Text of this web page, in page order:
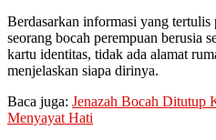
Berdasarkan informasi yang
seorang bocah perempuan berusia
kartu identitas, tidak ada alamat
menjelaskan siapa dirinya.
Baca juga: Jenazah Bocah Ditutup
Menyayat Hati